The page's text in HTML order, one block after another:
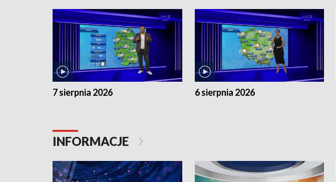
7 sierpnia 2026 6 sierpnia 2026
INFORMACJE